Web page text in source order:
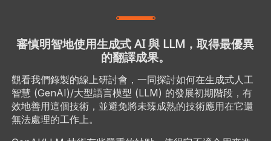
審慎明智地使用生成式 AI 與 LLM，取得最優異
的翻譯成果。
觀看我們錄製的線上研討會，一同探討如何在生成式人工
智慧 (GenAI)/大型語言模型 (LLM) 的發展初期階段，有
效地善用這個技術，並避免將未臻成熟的技術應用在它還
無法處理的工作上。